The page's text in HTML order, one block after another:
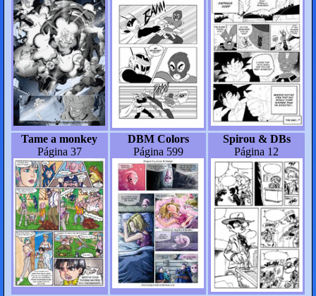
Tame a monkey
Página 37
DBM Colors
Página 599
Spirou & DBs
Página 12